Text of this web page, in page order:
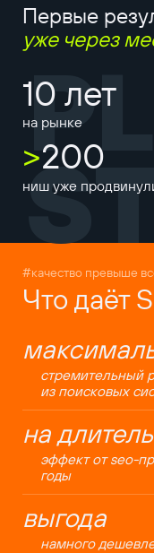
Первые
уже через
10 лет
на рынке
>200
ниш уже
#качество превыше
Что даёт
стремительный
из поисковых
на
эффект от seo-
годы
выгода
намного